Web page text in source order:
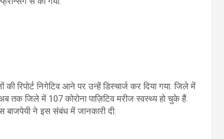
रिपोर्ट निगेटिव आने पर उन्हें डिस्चार्ज कर दिया गया. जिले में
तक जिले में 107 कोरोना पाज़िटिव मरीज स्वस्थ्य हो चुके हैं.
बाजपेयी ने इस संबंध में जानकारी दी.